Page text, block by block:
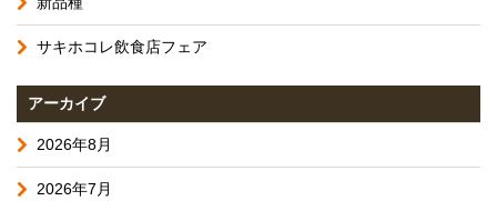
サキホコレ飲食店フェア
アーカイブ
2026年8月
2026年7月